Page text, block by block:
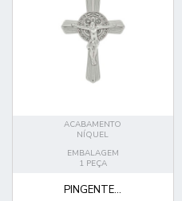
ACABAMENTO
NÍQUEL
EMBALAGEM
1 PEÇA
PINGENTE...